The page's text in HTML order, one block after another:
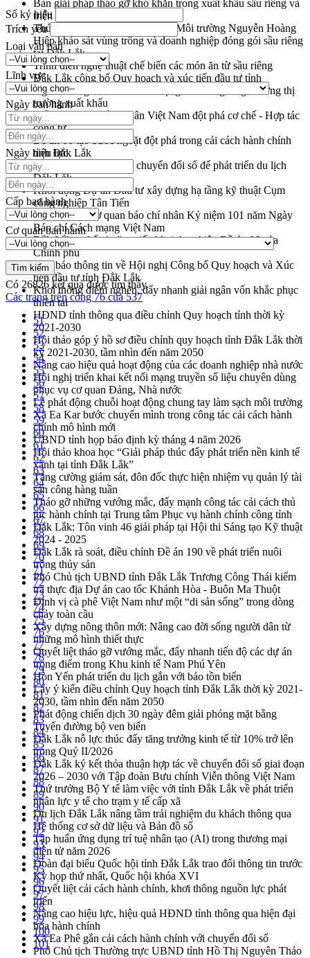
Bàn giải pháp tháo gỡ khó khăn trong xuất khẩu sầu riêng và
triển khai quy định EUDR
Thứ trưởng Bộ Nông nghiệp và Môi trường Nguyễn Hoàng
Hiệp khảo sát vùng trồng và doanh nghiệp đóng gói sầu riêng
tại Đắk Lắk
Trình diễn nghệ thuật chế biến các món ăn từ sầu riêng
Đắk Lắk công bố Quy hoạch và xúc tiến đầu tư tỉnh
Ngành cá ngừ Đắk Lắk chủ động thích ứng để giữ vững thị
trường xuất khẩu
Diễn đàn Kinh tế tư nhân Việt Nam đột phá cơ chế - Hợp tác
công tư
Đề án 06 tạo bước ngoặt đột phá trong cải cách hành chính
tỉnh Đắk Lắk
Kết nối tour, đẩy mạnh chuyển đổi số để phát triển du lịch
Đắk Lắk
Khởi động Dự án Đầu tư xây dựng hạ tầng kỹ thuật Cụm
công nghiệp Tân Tiến
Gặp mặt các cơ quan báo chí nhân Kỷ niệm 101 năm Ngày
Báo chí Cách mạng Việt Nam
Đắk Lắk sơ kết 4 năm triển khai thực hiện Đề án 06 của
Chính phủ
Họp báo thông tin về Hội nghị Công bố Quy hoạch và Xúc
tiến đầu tư tỉnh Đắk Lắk
Khơi thông điểm nghẽn, đẩy nhanh giải ngân vốn khắc phục
thiên tai
HĐND tỉnh thông qua điều chỉnh Quy hoạch tỉnh thời kỳ
2021-2030
Hội thảo góp ý hồ sơ điều chỉnh quy hoạch tỉnh Đắk Lắk thời
kỳ 2021-2030, tầm nhìn đến năm 2050
Nâng cao hiệu quả hoạt động của các doanh nghiệp nhà nước
Hội nghị triển khai kết nối mạng truyền số liệu chuyên dùng
phục vụ cơ quan Đảng, Nhà nước
Lễ phát động chuỗi hoạt động chung tay làm sạch môi trường
Xã Ea Kar bước chuyển mình trong công tác cải cách hành
chính mô hình mới
UBND tỉnh họp báo định kỳ tháng 4 năm 2026
Hội thảo khoa học “Giải pháp thúc đẩy phát triển nền kinh tế
xanh tại tỉnh Đắk Lắk”
Tăng cường giám sát, đôn đốc thực hiện nhiệm vụ quản lý tài
sản công hàng tuần
Tháo gỡ những vướng mắc, đẩy mạnh công tác cải cách thủ
tục hành chính tại Trung tâm Phục vụ hành chính công tỉnh
Đắk Lắk: Tôn vinh 46 giải pháp tại Hội thi Sáng tạo Kỹ thuật
2024 - 2025
Đắk Lắk rà soát, điều chỉnh Đề án 190 về phát triển nuôi
trồng thủy sản
Phó Chủ tịch UBND tỉnh Đắk Lắk Trương Công Thái kiểm
tra thực địa Dự án cao tốc Khánh Hòa - Buôn Ma Thuột
Định vị cà phê Việt Nam như một “di sản sống” trong dòng
chảy toàn cầu
Xây dựng nông thôn mới: Nâng cao đời sống người dân từ
những mô hình thiết thực
Quyết liệt tháo gỡ vướng mắc, đẩy nhanh tiến độ các dự án
trọng điểm trong Khu kinh tế Nam Phú Yên
Hòn Yến phát triển du lịch gắn với bảo tồn biển
Lấy ý kiến điều chỉnh Quy hoạch tỉnh Đắk Lắk thời kỳ 2021-
2030, tầm nhìn đến năm 2050
Phát động chiến dịch 30 ngày đêm giải phóng mặt bằng
Tuyến đường bộ ven biển
Đắk Lắk nỗ lực thúc đẩy tăng trưởng kinh tế từ 10% trở lên
trong Quý II/2026
Đắk Lắk ký kết thỏa thuận hợp tác về chuyển đổi số giai đoạn
2026 – 2030 với Tập đoàn Bưu chính Viễn thông Việt Nam
Thứ trưởng Bộ Y tế làm việc với tỉnh Đắk Lắk về phát triển
nhân lực y tế cho trạm y tế cấp xã
Du lịch Đắk Lắk nâng tầm trải nghiệm du khách thông qua
Hệ thống cơ sở dữ liệu và Bản đồ số
Tập huấn ứng dụng trí tuệ nhân tạo (AI) trong thương mại
điện tử năm 2026
Đoàn đại biểu Quốc hội tỉnh Đắk Lắk trao đổi thông tin trước
Kỳ họp thứ nhất, Quốc hội khóa XVI
Quyết liệt cải cách hành chính, khơi thông nguồn lực phát
triển
Nâng cao hiệu lực, hiệu quả HĐND tỉnh thông qua hiện đại
hóa hành chính
Xã Ea Phê gắn cải cách hành chính với chuyển đổi số
Phó Chủ tịch Thường trực UBND tỉnh Hồ Thị Nguyên Thảo
Số ký hiệu
Trích yếu
Loại văn bản
Lĩnh vực
Ngày ban hành
Ngày hiệu lực
Cấp ban hành
Cơ quan ban hành
Có 26826kết quả được tìm thấy
Các trang trên cổng 76 của 537
51
52
53
54
55
56
57
58
59
60
61
62
63
64
65
66
67
68
69
70
71
72
73
74
75
76
77
78
79
80
81
82
83
84
85
86
87
88
89
90
91
92
93
94
95
96
97
98
99
100
101